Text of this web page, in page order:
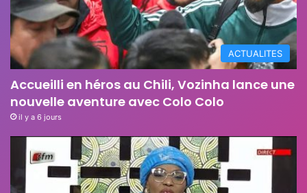
ACTUALITES
Accueilli en héros au Chili, Vozinha lance une
nouvelle aventure avec Colo Colo
il y a 6 jours